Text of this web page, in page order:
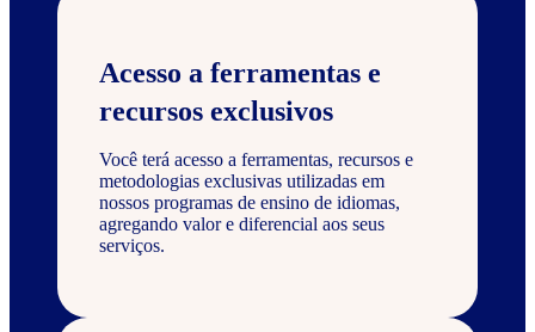
Acesso a ferramentas e
recursos exclusivos
Você terá acesso a ferramentas, recursos e
metodologias exclusivas utilizadas em
nossos programas de ensino de idiomas,
agregando valor e diferencial aos seus
serviços.